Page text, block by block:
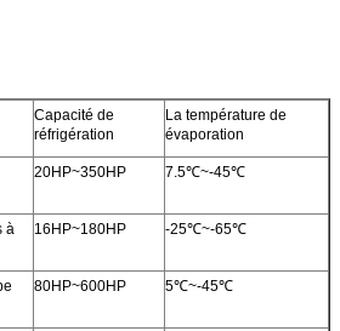
Capacité de
réfrigération
La température de
évaporation
20HP~350HP 7.5℃~-45℃
à
16HP~180HP -25℃~-65℃
80HP~600HP 5℃~-45℃